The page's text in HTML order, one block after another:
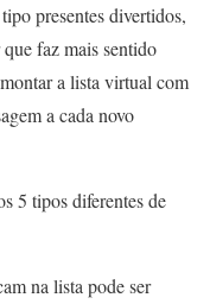
presentes divertidos,
faz mais sentido
a lista virtual com
a cada novo
5 tipos diferentes de
na lista pode ser